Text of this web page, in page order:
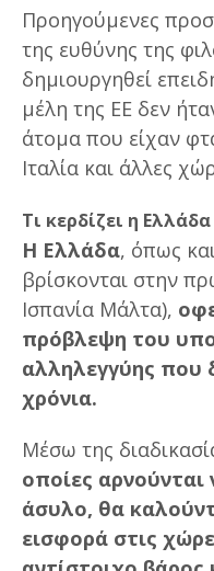
Προηγούμενες
της ευθύνης της
δημιουργηθεί
μέλη της ΕΕ δεν
άτομα που είχαν
Ιταλία και άλλες
Τι κερδίζει η Ελλάδα
Η Ελλάδα, όπως
βρίσκονται στην
Ισπανία Μάλτα),
πρόβλεψη του
αλληλεγγύης που
χρόνια.
Μέσω της
οποίες αρνούνται
άσυλο, θα
εισφορά στις